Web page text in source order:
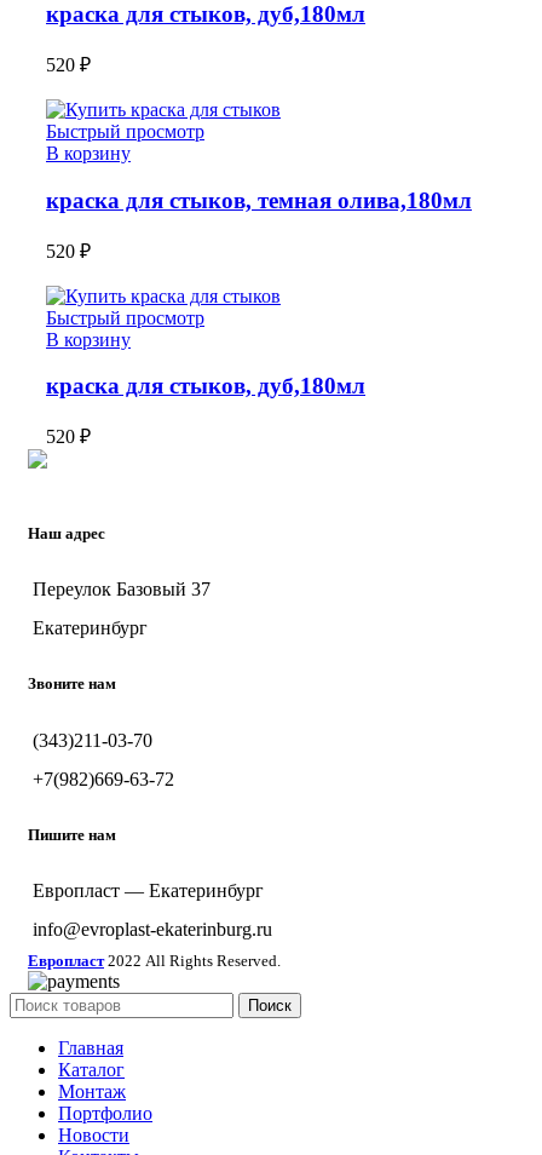
краска для стыков, дуб,180мл
520 ₽
Быстрый просмотр
В корзину
краска для стыков, темная олива,180мл
520 ₽
Быстрый просмотр
В корзину
краска для стыков, дуб,180мл
520 ₽
Наш адрес
Переулок Базовый 37
Екатеринбург
Звоните нам
(343)211-03-70
+7(982)669-63-72
Пишите нам
Европласт — Екатеринбург
info@evroplast-ekaterinburg.ru
Европласт 2022 All Rights Reserved.
Поиск
Главная
Каталог
Монтаж
Портфолио
Новости